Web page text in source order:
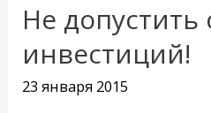
Не
инвестиций!
23 января 2015
Не
допустить
снижения
инвестиций!